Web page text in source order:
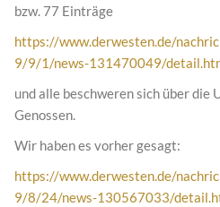
bzw. 77 Einträge
https://www.derwesten.de/
9/9/1/news-131470049/
und alle beschweren sich über die
Genossen.
Wir haben es vorher gesagt:
https://www.derwesten.de/
9/8/24/news-130567033/